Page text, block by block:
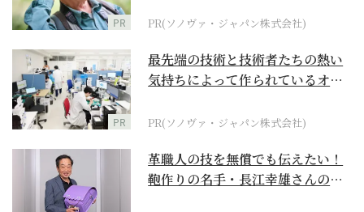
PR PR(ソノヴァ・ジャパン株式会社)
PR
最先端の技術と技術者たちの熱い
気持ちによって作られているオー
PR(ソノヴァ・ジャパン株式会社)
革職人の技を無償でも伝えたい！
鞄作りの名手・長江幸雄さんの第